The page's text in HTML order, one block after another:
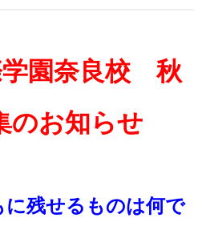
学園奈良校 秋
のお知らせ
に残せるものは何で